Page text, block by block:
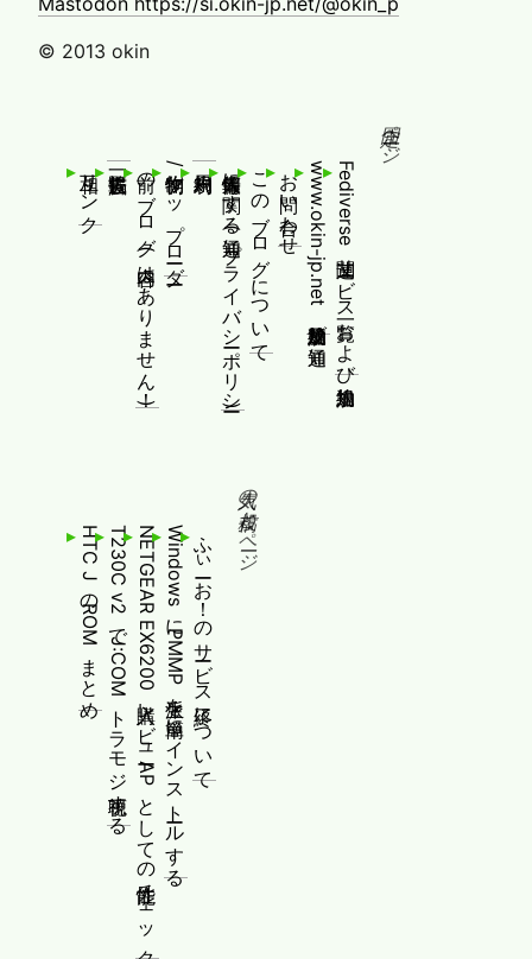
© 2013 okin
固定ページ
Fediverse関連サービス一覧および追加規約
www.okin-jp.net 追加規約及び通知
お問い合わせ
このブログについて
個人情報等に関する通知(プライバシーポリシー)
制作物/アップローダー
前のブログ(内容はありません！)
相互リンク
人気の投稿とページ
ふぃーお！のサービス終了について
WindowsにPMMP派生を簡単にインストールする
NETGEAR EX6200購入レビュー APとしての性能チェック
T230C v2でJ:COMトラモジ視聴する
HTC JのROMまとめ